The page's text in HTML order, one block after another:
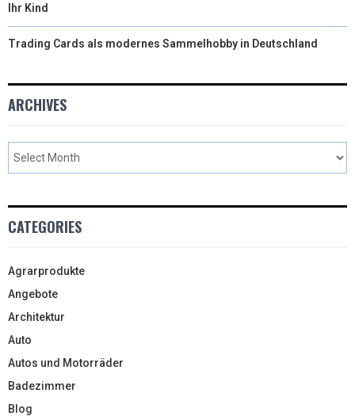
Ihr Kind
Trading Cards als modernes Sammelhobby in Deutschland
ARCHIVES
CATEGORIES
Agrarprodukte
Angebote
Architektur
Auto
Autos und Motorräder
Badezimmer
Blog